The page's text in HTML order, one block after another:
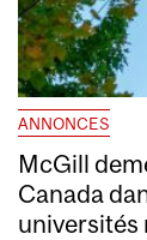
ANNONCES
McGill
Canada
universités